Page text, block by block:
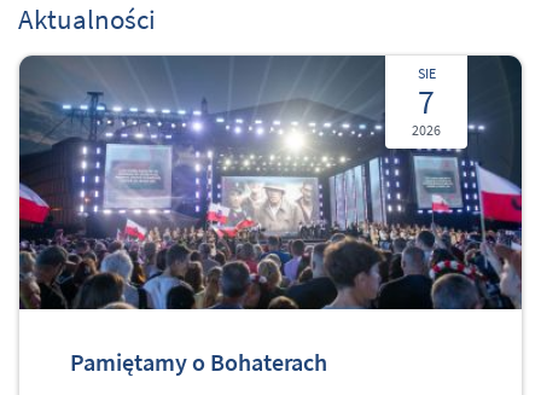
Aktualności
SIE
7
2026
Pamiętamy o Bohaterach